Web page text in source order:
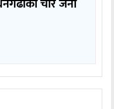
चार जना